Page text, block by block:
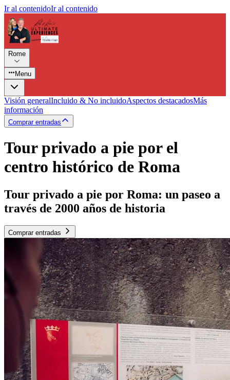
Ir al contenidoIr al contenido
Rome
Menu
Visión generalIncluido & No incluidoAspectos destacadosMás
información
Comprar entradas
Tour privado a pie por el
centro histórico de Roma
Tour privado a pie por Roma: un paseo a
través de 2000 años de historia
Comprar entradas